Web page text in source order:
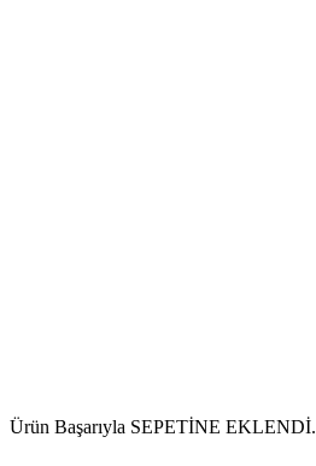
Ürün Başarıyla SEPETİNE EKLENDİ.